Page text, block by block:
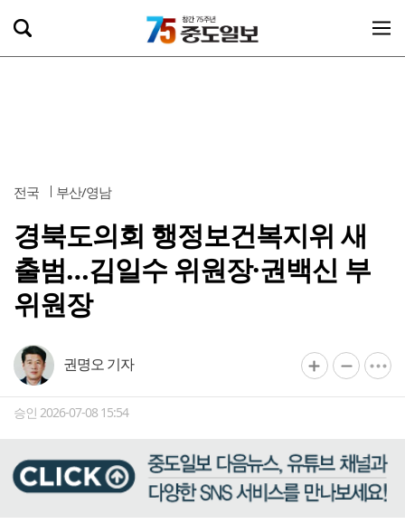
전국 부산/영남
경북도의회 행정보건복지위 새
출범…김일수 위원장·권백신 부
위원장
권명오 기자
승인 2026-07-08 15:54